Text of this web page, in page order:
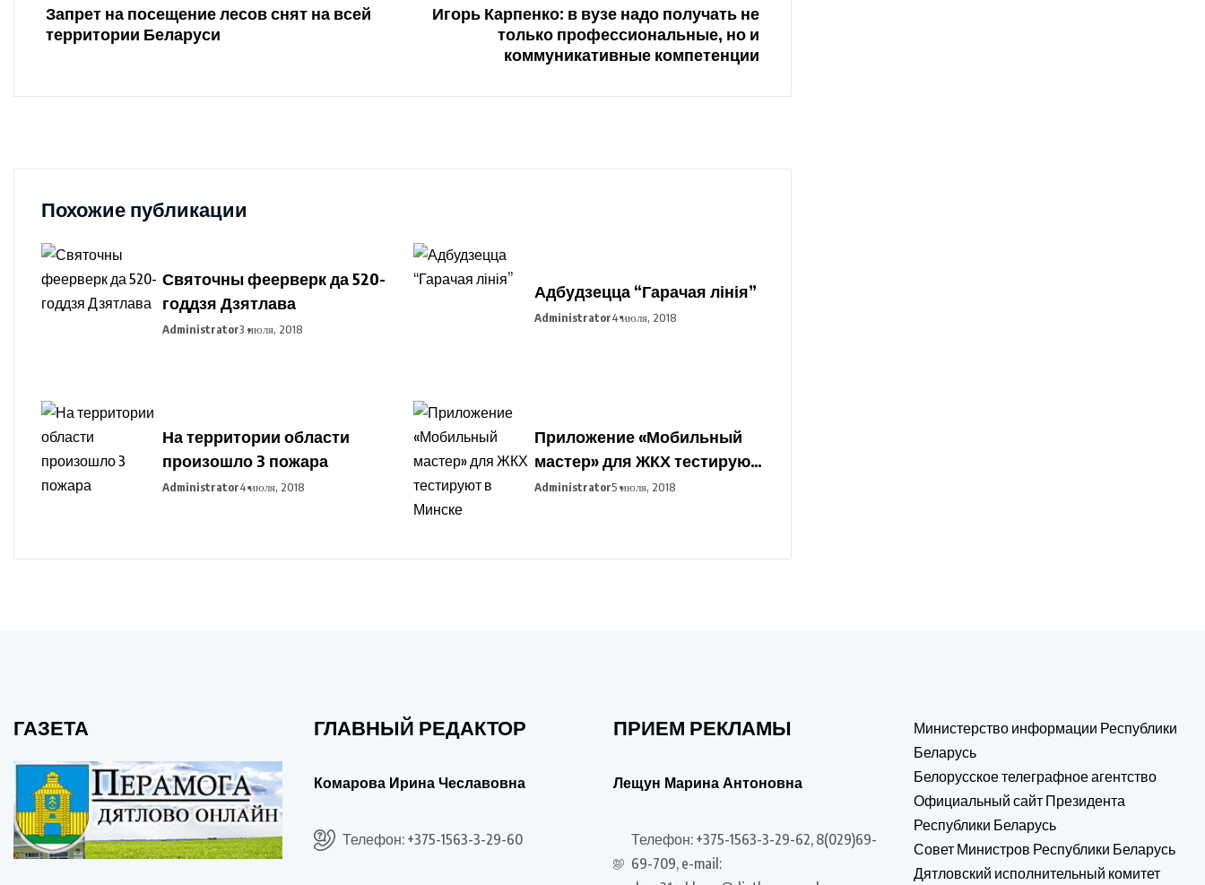
Запрет на посещение лесов снят на всей
территории Беларуси
Игорь Карпенко: в вузе надо получать не
только профессиональные, но и
коммуникативные компетенции
Похожие публикации
Святочны феерверк да 520-
годдзя Дзятлава
Administrator3 июля, 2018
Адбудзецца “Гарачая лінія”
Administrator4 июля, 2018
На территории области
произошло 3 пожара
Administrator4 июля, 2018
Приложение «Мобильный
мастер» для ЖКХ тестируют
в Минске
Administrator5 июля, 2018
ГАЗЕТА ГЛАВНЫЙ РЕДАКТОР
Комарова Ирина Чеславовна
Телефон: +375-1563-3-29-60
ПРИЕМ РЕКЛАМЫ
Лещун Марина Антоновна
Телефон: +375-1563-3-29-62, 8(029)69-
69-709, e-mail:
Министерство информации Республики
Беларусь
Белорусское телеграфное агентство
Официальный сайт Президента
Республики Беларусь
Совет Министров Республики Беларусь
Дятловский исполнительный комитет